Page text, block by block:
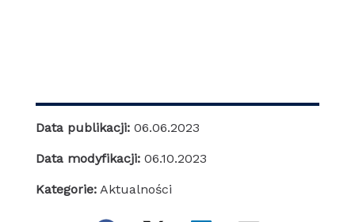
Data publikacji: 06.06.2023
Data modyfikacji: 06.10.2023
Kategorie: Aktualności